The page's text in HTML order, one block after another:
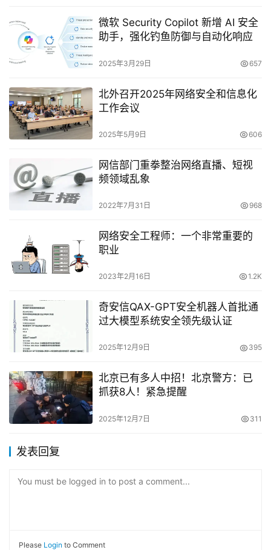
微软 Security Copilot 新增 AI 安全
助手，强化钓鱼防御与自动化响应
2025年3月29日 657
北外召开2025年网络安全和信息化
工作会议
2025年5月9日 606
网信部门重拳整治网络直播、短视
频领域乱象
2022年7月31日 968
网络安全工程师：一个非常重要的
职业
2023年2月16日 1.2K
奇安信QAX-GPT安全机器人首批通
过大模型系统安全领先级认证
2025年12月9日 395
北京已有多人中招！北京警方：已
抓获8人！紧急提醒
2025年12月7日 311
发表回复
You must be logged in to post a comment...
Please Login to Comment